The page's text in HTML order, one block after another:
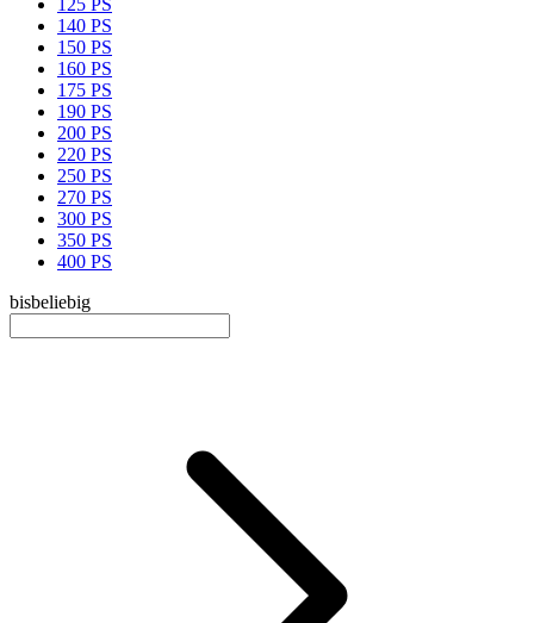
125 PS
140 PS
150 PS
160 PS
175 PS
190 PS
200 PS
220 PS
250 PS
270 PS
300 PS
350 PS
400 PS
bisbeliebig